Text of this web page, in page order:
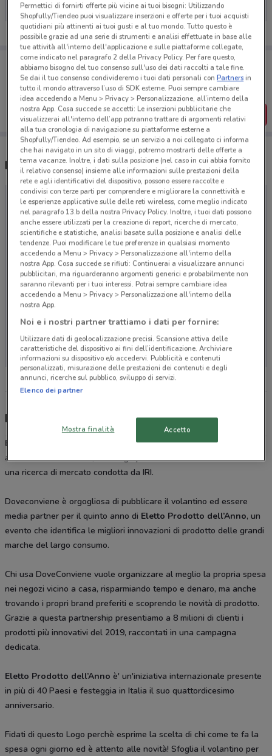
Porta DoveConviene sempre con te!
Puoi trovare le migliori offerte dei negozi vicino a te,
salvarle e creare la tua lista del risparmio, comodamente
dal tuo cellulare.
SCARICA L’APP
Negozi Eletto Prodotto Dell'Anno a Prato
Non ci sono negozi nelle vicinanze
Eletto Prodotto Dell'Anno, offerte e negozi
Eletto Prodotto Dell'Anno
è il più importante premio
all'Innovazione in Italia, coinvolge più di 12.000 consumatori tramite
una ricerca di mercato condotta da IRI.
Doveconviene è orgogliosa di pubblicare il volantino ed essere
media partner per il quinto anno di Eletto Prodotto dell’Anno, un
evento che identifica le migliori innovazioni di prodotto delle grandi
marche del largo consumo.
Chi usa DoveConviene vuole organizzare al meglio la propria spesa
nei negozi vicino a casa, risparmiando tempo e denaro, ma anche
trovando i propri brand preferiti e scoprendo le novità di prodotto.
Grazie a questa partnership presentiamo a 8 milioni di clienti i
prodotti più innovativi del 2019, raccontati in una campagna
dedicata.
Eletto Prodotto dell’Anno è' un'iniziativa internazionale presente
in più di 40 Paesi e festeggia in Italia il suo quattordicesimo
anniversario.
Fidati di questo Logo perchè esprime la scelta di chi come te fa la
spesa ogni giorno ed è attento alle novità! Sfoglia il volantino per
Permettici di fornirti offerte più vicine ai tuoi bisogni: Utilizzando
Shopfully/Tiendeo puoi visualizzare inserzioni e offerte per i tuoi acquisti
quotidiani più attinenti ai tuoi gusti e al tuo mondo. Tutto questo è
possibile grazie ad una serie di strumenti e analisi effettuate in base alle
tue attività all'interno dell'applicazione e sulle piattaforme collegate,
come indicato nel paragrafo 2 della Privacy Policy. Per fare questo,
abbiamo bisogno del tuo consenso sull'uso dei dati raccolti a tale fine.
Se dai il tuo consenso condivideremo i tuoi dati personali conPartnersin
tutto il mondo attraverso l’uso di SDK esterne. Puoi sempre cambiare
idea accedendo a Menu > Privacy > Personalizzazione, all’interno della
nostra App. Cosa succede se accetti: Le inserzioni pubblicitarie che
visualizzerai all'interno dell’app potranno trattare di argomenti relativi
alla tua cronologia di navigazione su piattaforme esterne a
Shopfully/Tiendeo. Ad esempio, se un servizio a noi collegato ci informa
che hai navigato in un sito di viaggi, potremo mostrarti delle offerte a
tema vacanze. Inoltre, i dati sulla posizione (nel caso in cui abbia fornito
il relativo consenso) insieme alle informazioni sulle prestazioni della
rete e agli identificativi del dispositivo, possono essere raccolte e
condivisi con terze parti per comprendere e migliorare la connettività e
le esperienze applicative sulle delle reti wireless, come meglio indicato
nel paragrafo 13.b della nostra Privacy Policy. Inoltre, i tuoi dati possono
anche essere utilizzati per la creazione di report, ricerche di mercato,
scientifiche e statistiche, analisi basate sulla posizione e analisi delle
tendenze. Puoi modificare le tue preferenze in qualsiasi momento
accedendo a Menu > Privacy > Personalizzazione all'interno della
nostra App. Cosa succede se rifiuti: Continuerai a visualizzare annunci
pubblicitari, ma riguarderanno argomenti generici e probabilmente non
saranno rilevanti per i tuoi interessi. Potrai sempre cambiare idea
accedendo a Menu > Privacy > Personalizzazione all'interno della
nostra App.
Noi e i nostri partner trattiamo i dati per fornire:
Utilizzare dati di geolocalizzazione precisi. Scansione attiva delle
caratteristiche del dispositivo ai fini dell’identificazione. Archiviare
informazioni su dispositivo e/o accedervi. Pubblicità e contenuti
personalizzati, misurazione delle prestazioni dei contenuti e degli
annunci, ricerche sul pubblico, sviluppo di servizi.
Elenco dei partner
Mostra finalità Accetto